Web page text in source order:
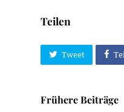
Teilen
Tweet
Frühere Beiträge